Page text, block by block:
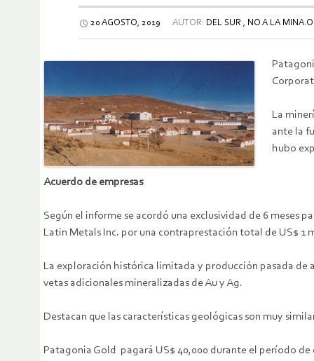
20 AGOSTO, 2019 AUTOR: DEL SUR , NO A LA
La
ante la
hubo
Acuerdo de empresas
Según el informe se acordó una exclusividad de 6 meses
Latin Metals Inc. por una contraprestación total de US$ 1
La exploración histórica limitada y producción pasada de
vetas adicionales mineralizadas de Au y Ag.
Destacan que las características geológicas son muy
Patagonia Gold pagará US$ 40,000 durante el período